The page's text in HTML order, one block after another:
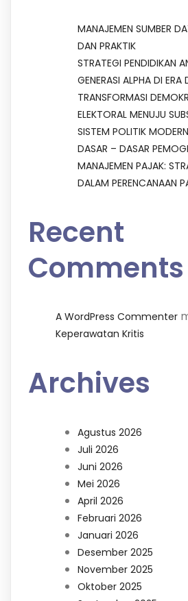
MANAJEMEN SUMBER
DAN PRAKTIK
STRATEGI PENDIDIKAN
GENERASI ALPHA DI ERA
TRANSFORMASI
ELEKTORAL MENUJU
SISTEM POLITIK MODERN
DASAR – DASAR
MANAJEMEN PAJAK:
DALAM PERENCANAAN
Recent
Comments
A WordPress Commenter
Keperawatan Kritis
Archives
Agustus 2026
Juli 2026
Juni 2026
Mei 2026
April 2026
Februari 2026
Januari 2026
Desember 2025
November 2025
Oktober 2025